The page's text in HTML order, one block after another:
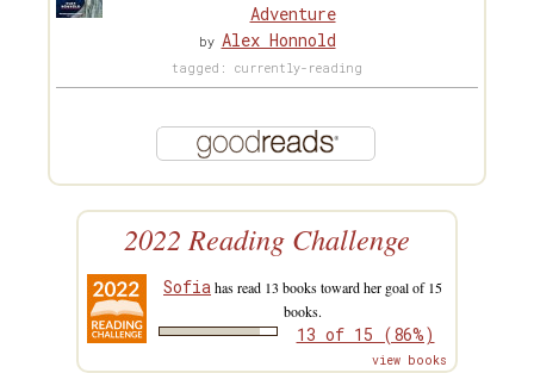
Adventure
by Alex Honnold
tagged: currently-reading
2022 Reading Challenge
Sofia has read 13 books toward her goal of 15
books.
13 of 15 (86%)
view books